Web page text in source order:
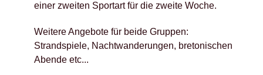
einer zweiten Sportart für die zweite Woche.
Weitere Angebote für beide Gruppen:
Strandspiele, Nachtwanderungen, bretonischen
Abende etc...